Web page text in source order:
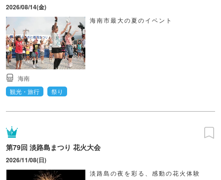
2026/08/14(金)
海南市最大の夏のイベント
海南
観光・旅行
祭り
第79回 淡路島まつり 花火大会
2026/11/08(日)
淡路島の夜を彩る、感動の花火体験